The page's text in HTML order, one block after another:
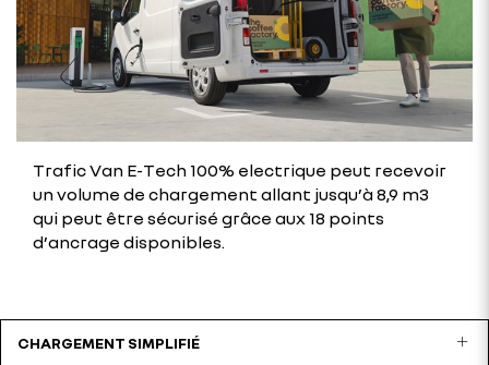
Trafic Van E-Tech 100% electrique peut recevoir
un volume de chargement allant jusqu’à 8,9 m3
qui peut être sécurisé grâce aux 18 points
d’ancrage disponibles.
CHARGEMENT SIMPLIFIÉ